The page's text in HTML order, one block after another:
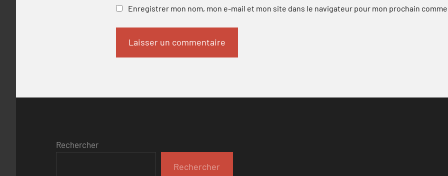
Enregistrer mon nom, mon e-mail et mon site dans le navigateur pour mon prochain
Rechercher
Rechercher